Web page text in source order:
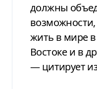
должны
жить в мире
Востоке и в
— цитирует